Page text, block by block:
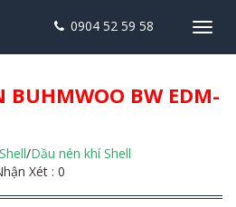
0904 52 59 58
BUHMWOO BW EDM-
Shell/Dầu nén khí Shell
Xét : 0